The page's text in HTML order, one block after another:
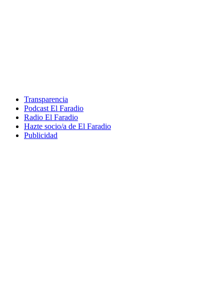
Transparencia
Podcast El Faradio
Radio El Faradio
Hazte socio/a de El Faradio
Publicidad